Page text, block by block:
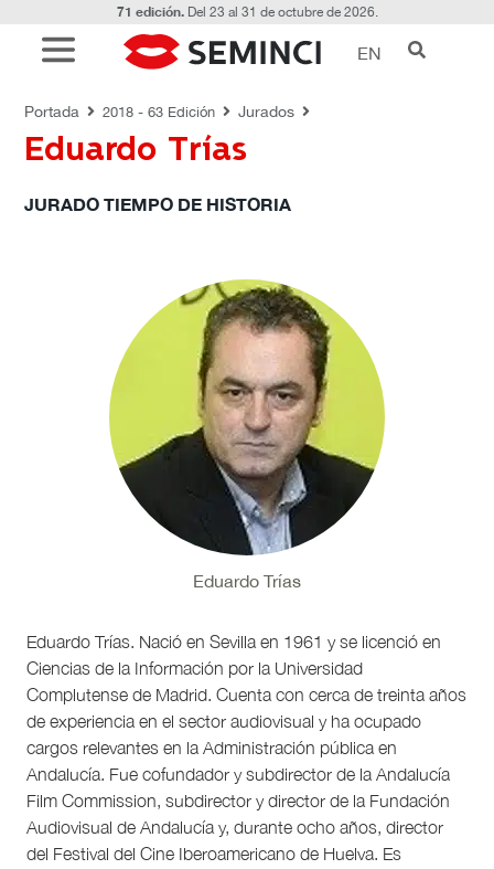
71 edición.Del 23 al 31 de octubre de 2026.
EN
Portada 2018 - 63 Edición Jurados
Eduardo Trías
JURADO TIEMPO DE HISTORIA
Eduardo Trías. Nació en Sevilla en 1961 y se licenció en
Ciencias de la Información por la Universidad
Complutense de Madrid. Cuenta con cerca de treinta años
de experiencia en el sector audiovisual y ha ocupado
cargos relevantes en la Administración pública en
Andalucía. Fue cofundador y subdirector de la Andalucía
Film Commission, subdirector y director de la Fundación
Audiovisual de Andalucía y, durante ocho años, director
del Festival del Cine Iberoamericano de Huelva. Es
Eduardo Trías